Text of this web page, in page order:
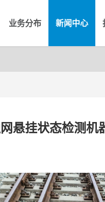
业务分布 新闻中心
悬挂状态检测机